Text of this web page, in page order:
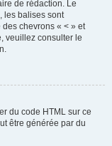
de rédaction. Le
les balises sont
chevrons « < » et
veuillez consulter le
du code HTML sur ce
être générée par du